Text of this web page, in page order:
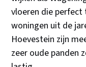
vloeren die perfect
woningen uit de
Hoevestein zijn
zeer oude panden